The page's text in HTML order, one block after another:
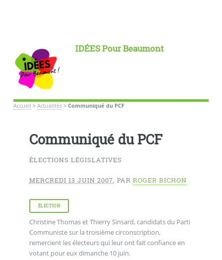
IDÉES Pour Beaumont
Accueil > Actualités> Communiqué du PCF
Communiqué du PCF
ÉLECTIONS LÉGISLATIVES
MERCREDI 13 JUIN 2007, PAR ROGER BICHON
ÉLECTION
Christine Thomas et Thierry Sinsard, candidats du Parti
Communiste sur la troisième circonscription,
remercient les électeurs qui leur ont fait confiance en
votant pour eux dimanche 10 juin.